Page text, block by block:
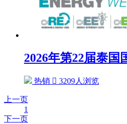
2026年第22届泰国
热销  3209人浏览
上一页
1
下一页